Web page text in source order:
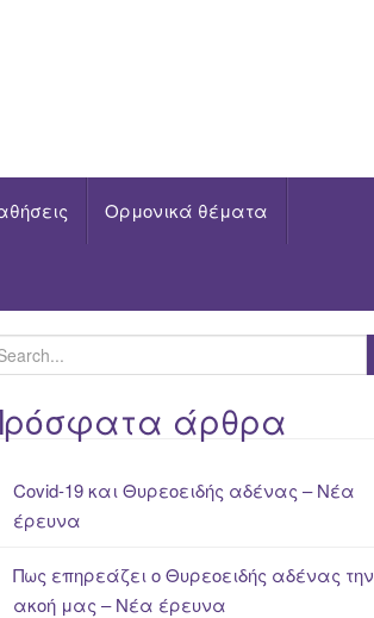
Ορμονικά θέματα
άρθρα
Covid-19 και Θυρεοειδής αδένας – Νέα
έρευνα
Πως επηρεάζει ο Θυρεοειδής αδένας την
ακοή μας – Νέα έρευνα